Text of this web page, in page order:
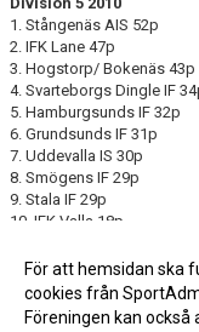
1. Stångenäs AIS 52p
2. IFK Lane 47p
3. Hogstorp/ Bokenäs 43p
4. Svarteborgs Dingle IF
5. Hamburgsunds IF 32p
6. Grundsunds IF 31p
7. Uddevalla IS 30p
8. Smögens IF 29p
9. Stala IF 29p
10. IFK Valla 18p
12 Herrestads AIF 13p
För att hemsidan ska
cookies från
Föreningen kan